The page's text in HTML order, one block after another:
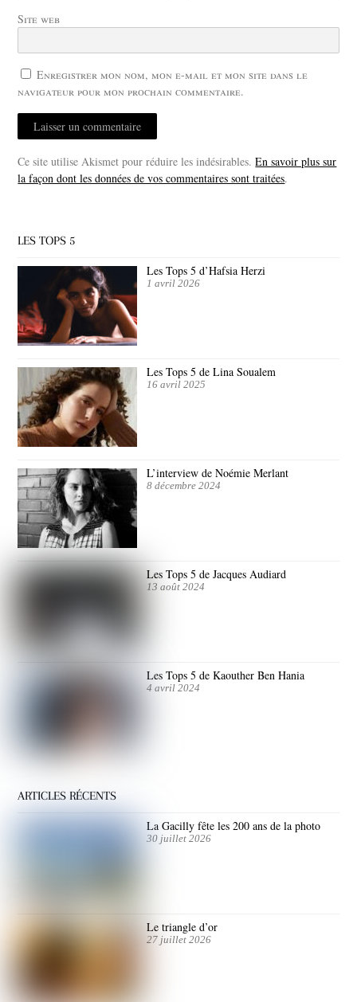
Site web
Enregistrer mon nom, mon e-mail et mon site dans le
navigateur pour mon prochain commentaire.
Ce site utilise Akismet pour réduire les indésirables.En savoir plus sur
la façon dont les données de vos commentaires sont traitées.
LES TOPS 5
Les Tops 5 d’Hafsia Herzi
1 avril 2026
Les Tops 5 de Lina Soualem
16 avril 2025
L’interview de Noémie Merlant
8 décembre 2024
Les Tops 5 de Jacques Audiard
13 août 2024
Les Tops 5 de Kaouther Ben Hania
4 avril 2024
ARTICLES RÉCENTS
La Gacilly fête les 200 ans de la photo
30 juillet 2026
Le triangle d’or
27 juillet 2026